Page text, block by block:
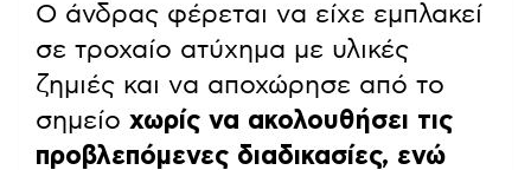
Ο άνδρας φέρεται να είχε εμπλακεί
σε τροχαίο ατύχημα με υλικές
ζημιές και να αποχώρησε από το
σημείο χωρίς να ακολουθήσει τις
προβλεπόμενες διαδικασίες, ενώ